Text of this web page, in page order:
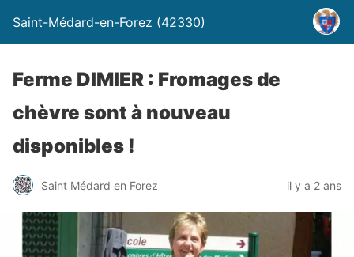
Saint-Médard-en-Forez (42330)
Ferme DIMIER : Fromages de
chèvre sont à nouveau
disponibles !
Saint Médard en Forez il y a 2 ans